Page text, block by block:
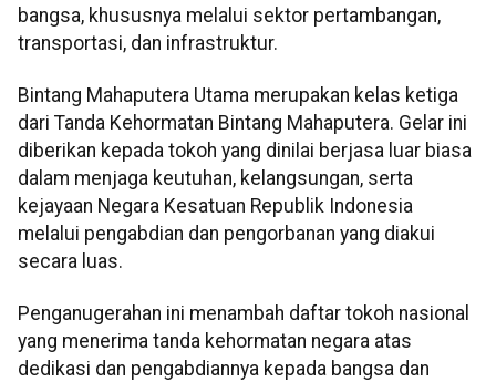
bangsa, khususnya melalui sektor pertambangan,
transportasi, dan infrastruktur.
Bintang Mahaputera Utama merupakan kelas ketiga
dari Tanda Kehormatan Bintang Mahaputera. Gelar ini
diberikan kepada tokoh yang dinilai berjasa luar biasa
dalam menjaga keutuhan, kelangsungan, serta
kejayaan Negara Kesatuan Republik Indonesia
melalui pengabdian dan pengorbanan yang diakui
secara luas.
Penganugerahan ini menambah daftar tokoh nasional
yang menerima tanda kehormatan negara atas
dedikasi dan pengabdiannya kepada bangsa dan